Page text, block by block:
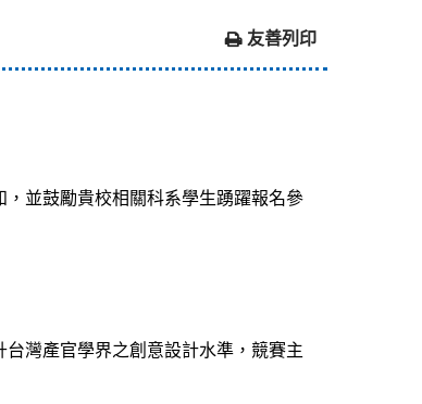
友善列印
並鼓勵貴校相關科系學生踴躍報名參
灣產官學界之創意設計水準，競賽主